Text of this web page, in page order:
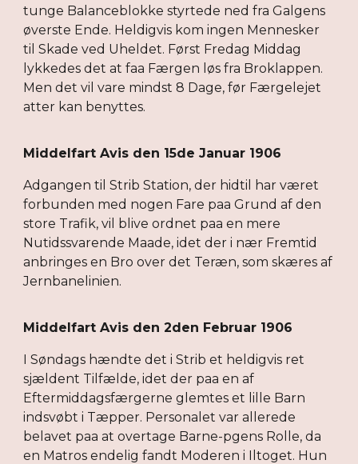
tunge Balanceblokke styrtede ned fra Galgens
øverste Ende. Heldigvis kom ingen Mennesker
til Skade ved Uheldet. Først Fredag Middag
lykkedes det at faa Færgen løs fra Broklappen.
Men det vil vare mindst 8 Dage, før Færgelejet
atter kan benyttes.
Middelfart Avis den 15de Januar 1906
Adgangen til Strib Station, der hidtil har været
forbunden med nogen Fare paa Grund af den
store Trafik, vil blive ordnet paa en mere
Nutidssvarende Maade, idet der i nær Fremtid
anbringes en Bro over det Teræn, som skæres af
Jernbanelinien.
Middelfart Avis den 2den Februar 1906
I Søndags hændte det i Strib et heldigvis ret
sjældent Tilfælde, idet der paa en af
Eftermiddagsfærgerne glemtes et lille Barn
indsvøbt i Tæpper. Personalet var allerede
belavet paa at overtage Barne-pgens Rolle, da
en Matros endelig fandt Moderen i Iltoget. Hun